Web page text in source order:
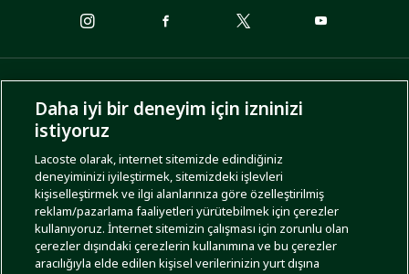
ÖDEME SEÇENEKLERİ
KARGO SEÇENEKLERİ
Daha iyi bir deneyim için izninizi
istiyoruz
Lacoste olarak, internet sitemizde edindiğiniz
deneyiminizi iyileştirmek, sitemizdeki işlevleri
kişiselleştirmek ve ilgi alanlarınıza göre özelleştirilmiş
reklam/pazarlama faaliyetleri yürütebilmek için çerezler
kullanıyoruz. İnternet sitemizin çalışması için zorunlu olan
çerezler dışındaki çerezlerin kullanımına ve bu çerezler
aracılığıyla elde edilen kişisel verilerinizin yurt dışına